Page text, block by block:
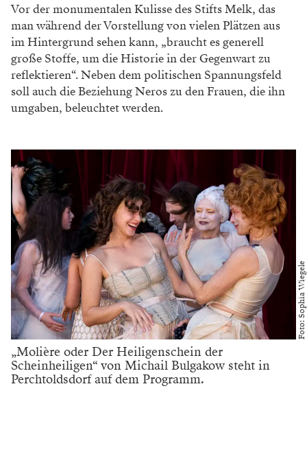
Vor der monumentalen Kulisse des Stifts Melk, das
man während der Vorstellung von vielen Plätzen aus
im Hintergrund sehen kann, „braucht es generell
große Stoffe, um die Historie in der Gegenwart zu
reflektieren“. Neben dem politischen Spannungsfeld
soll auch die Beziehung Neros zu den Frauen, die ihn
umgaben, beleuchtet werden.
Foto: Sophia Wiegele
„Molière oder Der Heiligenschein der
Scheinheiligen“ von Michail Bulgakow steht in
Perchtoldsdorf auf dem Programm.